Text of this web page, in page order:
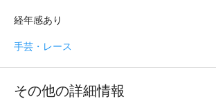
経年感あり
手芸・レース
その他の詳細情報